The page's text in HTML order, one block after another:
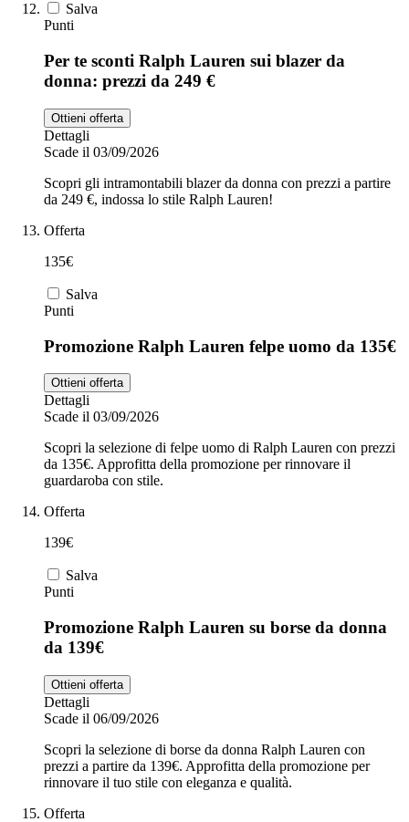
Salva
Punti
Per te sconti Ralph Lauren sui blazer da
donna: prezzi da 249 €
Ottieni offerta
Dettagli
Scade il 03/09/2026
Scopri gli intramontabili blazer da donna con prezzi a partire
da 249 €, indossa lo stile Ralph Lauren!
Offerta
135€
Salva
Punti
Promozione Ralph Lauren felpe uomo da 135€
Ottieni offerta
Dettagli
Scade il 03/09/2026
Scopri la selezione di felpe uomo di Ralph Lauren con prezzi
da 135€. Approfitta della promozione per rinnovare il
guardaroba con stile.
Offerta
139€
Salva
Punti
Promozione Ralph Lauren su borse da donna
da 139€
Ottieni offerta
Dettagli
Scade il 06/09/2026
Scopri la selezione di borse da donna Ralph Lauren con
prezzi a partire da 139€. Approfitta della promozione per
rinnovare il tuo stile con eleganza e qualità.
Offerta